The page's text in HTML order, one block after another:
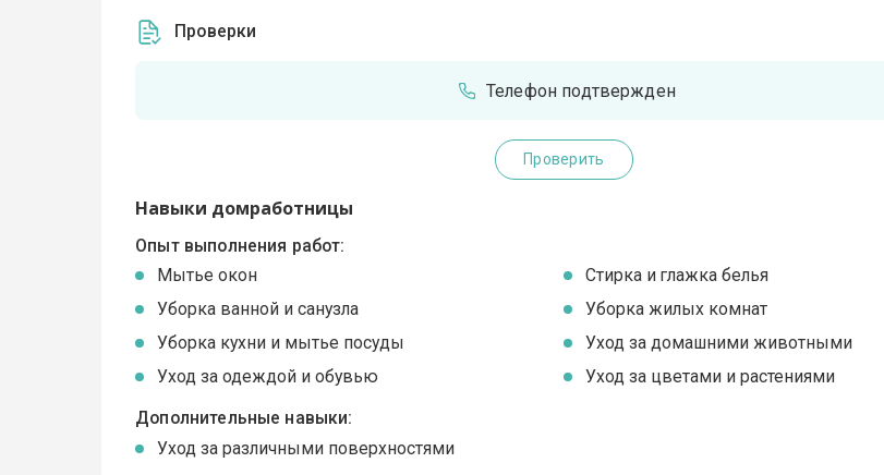
Проверки
Телефон подтвержден
Проверить
Навыки домработницы
Опыт выполнения работ:
Мытье окон
Стирка и глажка белья
Уборка ванной и санузла
Уборка жилых комнат
Уборка кухни и мытье посуды
Уход за домашними животными
Уход за одеждой и обувью
Уход за цветами и растениями
Дополнительные навыки:
Уход за различными поверхностями